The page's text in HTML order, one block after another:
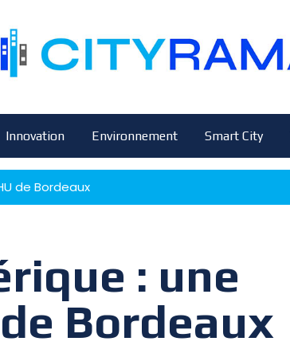
Innovation Environnement Smart City
de Bordeaux
: une
Bordeaux